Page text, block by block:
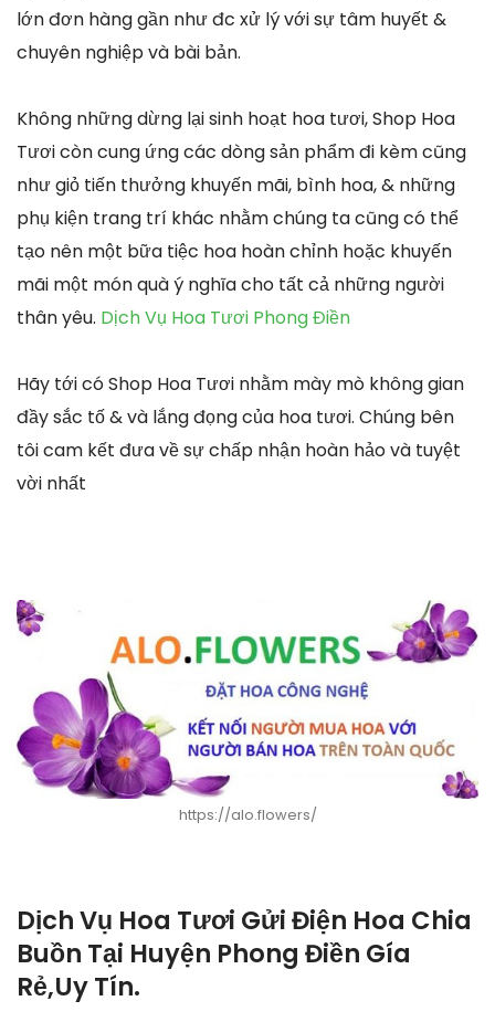
lớn đơn hàng gần như đc xử lý với sự tâm huyết &
chuyên nghiệp và bài bản.
Không những dừng lại sinh hoạt hoa tươi, Shop Hoa
Tươi còn cung ứng các dòng sản phẩm đi kèm cũng
như giỏ tiến thưởng khuyến mãi, bình hoa, & những
phụ kiện trang trí khác nhằm chúng ta cũng có thể
tạo nên một bữa tiệc hoa hoàn chỉnh hoặc khuyến
mãi một món quà ý nghĩa cho tất cả những người
thân yêu. Dịch Vụ Hoa Tươi Phong Điền
Hãy tới có Shop Hoa Tươi nhằm mày mò không gian
đầy sắc tố & và lắng đọng của hoa tươi. Chúng bên
tôi cam kết đưa về sự chấp nhận hoàn hảo và tuyệt
vời nhất
https://alo.flowers/
Dịch Vụ Hoa Tươi Gửi Điện Hoa Chia
Buồn Tại Huyện Phong Điền Gía
Rẻ,Uy Tín.